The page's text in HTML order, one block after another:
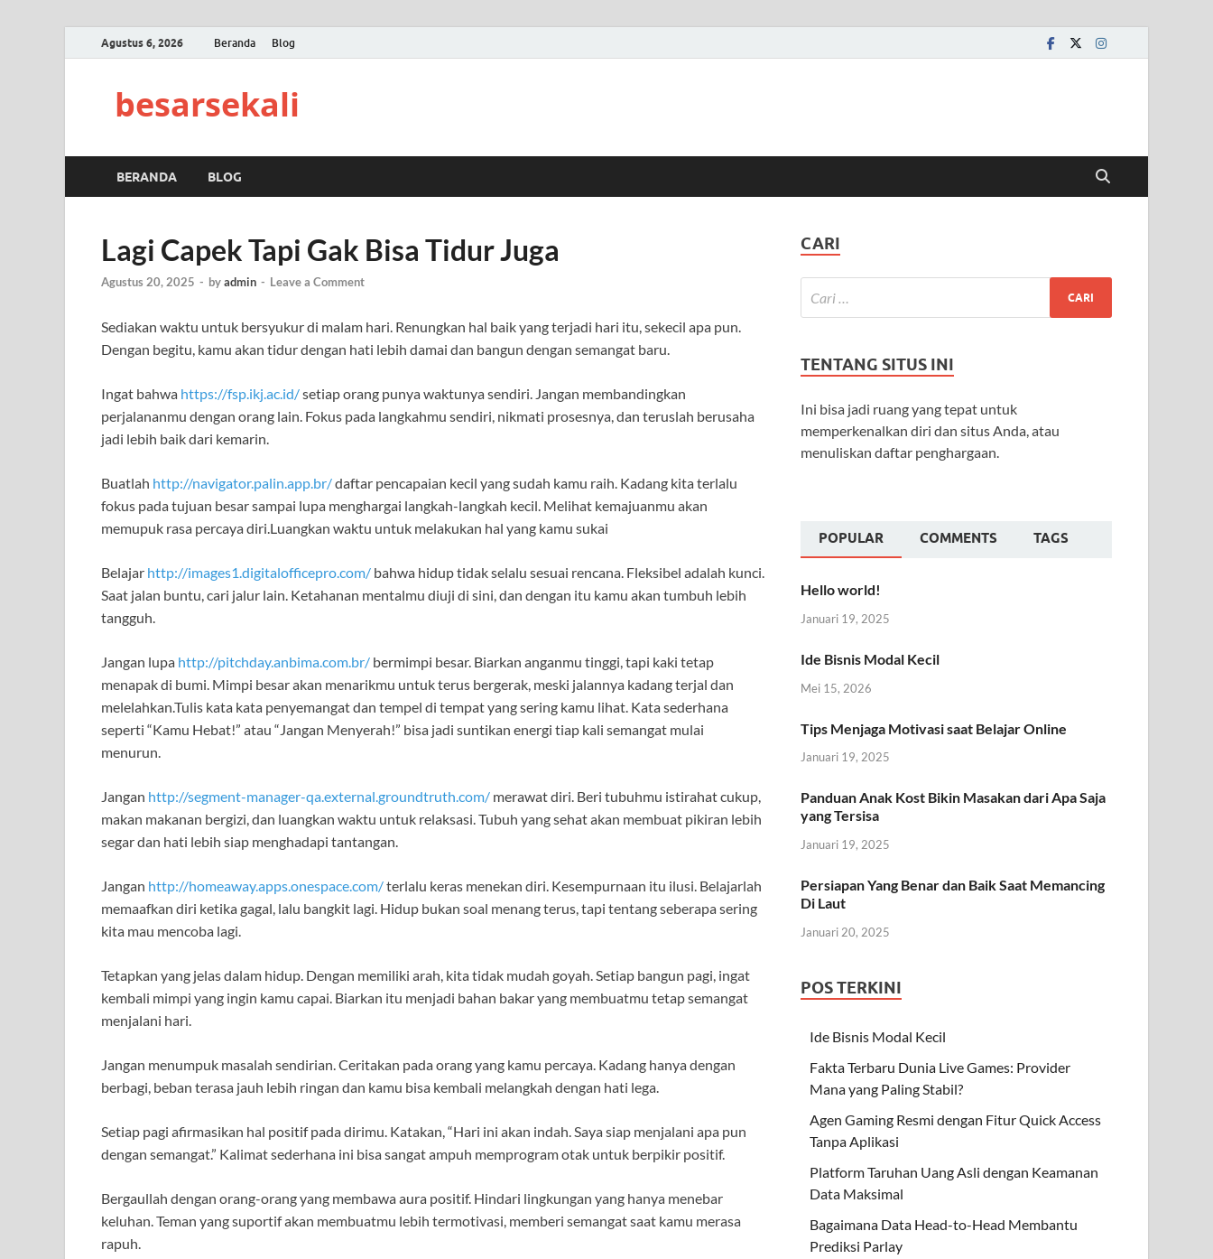
Agustus 6, 2026 Beranda Blog
besarsekali
BERANDA BLOG
Lagi Capek Tapi Gak Bisa Tidur Juga
Agustus 20, 2025 - byadmin - Leave a Comment
Sediakan waktu untuk bersyukur di malam hari. Renungkan hal baik yang terjadi hari itu, sekecil apa pun.
Dengan begitu, kamu akan tidur dengan hati lebih damai dan bangun dengan semangat baru.
Ingat bahwa https://fsp.ikj.ac.id/setiap orang punya waktunya sendiri. Jangan membandingkan
perjalananmu dengan orang lain. Fokus pada langkahmu sendiri, nikmati prosesnya, dan teruslah berusaha
jadi lebih baik dari kemarin.
Buatlah http://navigator.palin.app.br/daftar pencapaian kecil yang sudah kamu raih. Kadang kita terlalu
fokus pada tujuan besar sampai lupa menghargai langkah-langkah kecil. Melihat kemajuanmu akan
memupuk rasa percaya diri.Luangkan waktu untuk melakukan hal yang kamu sukai
Belajar http://images1.digitalofficepro.com/ bahwa hidup tidak selalu sesuai rencana. Fleksibel adalah kunci.
Saat jalan buntu, cari jalur lain. Ketahanan mentalmu diuji di sini, dan dengan itu kamu akan tumbuh lebih
tangguh.
Jangan lupa http://pitchday.anbima.com.br/ bermimpi besar. Biarkan anganmu tinggi, tapi kaki tetap
menapak di bumi. Mimpi besar akan menarikmu untuk terus bergerak, meski jalannya kadang terjal dan
melelahkan.Tulis kata kata penyemangat dan tempel di tempat yang sering kamu lihat. Kata sederhana
seperti “Kamu Hebat!” atau “Jangan Menyerah!” bisa jadi suntikan energi tiap kali semangat mulai
menurun.
Jangan http://segment-manager-qa.external.groundtruth.com/ merawat diri. Beri tubuhmu istirahat cukup,
makan makanan bergizi, dan luangkan waktu untuk relaksasi. Tubuh yang sehat akan membuat pikiran lebih
segar dan hati lebih siap menghadapi tantangan.
Jangan http://homeaway.apps.onespace.com/terlalu keras menekan diri. Kesempurnaan itu ilusi. Belajarlah
memaafkan diri ketika gagal, lalu bangkit lagi. Hidup bukan soal menang terus, tapi tentang seberapa sering
kita mau mencoba lagi.
Tetapkan yang jelas dalam hidup. Dengan memiliki arah, kita tidak mudah goyah. Setiap bangun pagi, ingat
kembali mimpi yang ingin kamu capai. Biarkan itu menjadi bahan bakar yang membuatmu tetap semangat
menjalani hari.
Jangan menumpuk masalah sendirian. Ceritakan pada orang yang kamu percaya. Kadang hanya dengan
berbagi, beban terasa jauh lebih ringan dan kamu bisa kembali melangkah dengan hati lega.
Setiap pagi afirmasikan hal positif pada dirimu. Katakan, “Hari ini akan indah. Saya siap menjalani apa pun
dengan semangat.” Kalimat sederhana ini bisa sangat ampuh memprogram otak untuk berpikir positif.
Bergaullah dengan orang-orang yang membawa aura positif. Hindari lingkungan yang hanya menebar
keluhan. Teman yang suportif akan membuatmu lebih termotivasi, memberi semangat saat kamu merasa
rapuh.
CARI
TENTANG SITUS INI
Ini bisa jadi ruang yang tepat untuk
memperkenalkan diri dan situs Anda, atau
menuliskan daftar penghargaan.
POPULAR COMMENTS TAGS
Hello world!
Januari 19, 2025
Ide Bisnis Modal Kecil
Mei 15, 2026
Tips Menjaga Motivasi saat Belajar Online
Januari 19, 2025
Panduan Anak Kost Bikin Masakan dari Apa Saja
yang Tersisa
Januari 19, 2025
Persiapan Yang Benar dan Baik Saat Memancing
Di Laut
Januari 20, 2025
POS TERKINI
Ide Bisnis Modal Kecil
Fakta Terbaru Dunia Live Games: Provider
Mana yang Paling Stabil?
Agen Gaming Resmi dengan Fitur Quick Access
Tanpa Aplikasi
Platform Taruhan Uang Asli dengan Keamanan
Data Maksimal
Bagaimana Data Head-to-Head Membantu
Prediksi Parlay